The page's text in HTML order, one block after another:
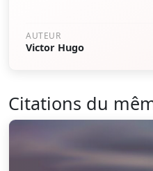
AUTEUR
Victor Hugo
Citations du